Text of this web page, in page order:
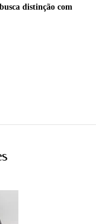
distinção com